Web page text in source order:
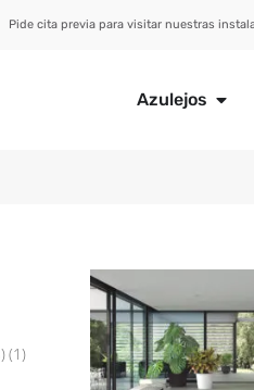
Pide cita previa para visitar nuestras
Azulejos
(1)